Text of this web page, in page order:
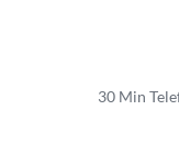
30 Min